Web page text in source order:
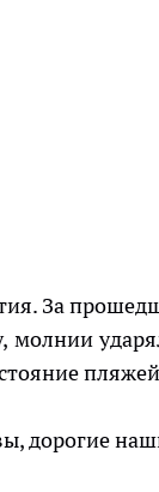
За
молнии
дорогие